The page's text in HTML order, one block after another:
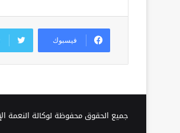
فيسبوك
جميع الحقوق محفوظة لوكالة النعمة